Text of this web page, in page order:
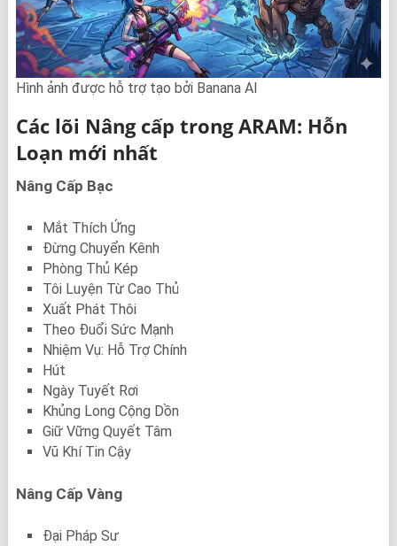
Hình ảnh được hỗ trợ tạo bởi Banana AI
Các lõi Nâng cấp trong ARAM: Hỗn
Loạn mới nhất
Nâng Cấp Bạc
Mắt Thích Ứng
Đừng Chuyển Kênh
Phòng Thủ Kép
Tôi Luyện Từ Cao Thủ
Xuất Phát Thôi
Theo Đuổi Sức Mạnh
Nhiệm Vụ: Hỗ Trợ Chính
Hút
Ngày Tuyết Rơi
Khủng Long Cộng Dồn
Giữ Vững Quyết Tâm
Vũ Khí Tin Cậy
Nâng Cấp Vàng
Đại Pháp Sư